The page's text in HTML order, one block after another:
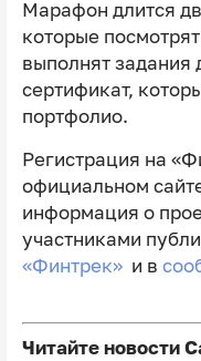
Марафон длится
которые
выполнят задания
сертификат,
портфолио.
Регистрация на
официальном
информация о
участниками
«Финтрек»и в
Читайте новости